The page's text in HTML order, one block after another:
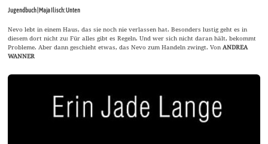
Jugendbuch | Maja Ilisch: Unten
Nevo lebt in einem Haus, das sie noch nie verlassen hat. Besonders lustig geht es in
diesem dort nicht zu: Für alles gibt es Regeln. Und wer sich nicht daran hält, bekommt
Probleme. Aber dann geschieht etwas, das Nevo zum Handeln zwingt. VonANDREA
WANNER